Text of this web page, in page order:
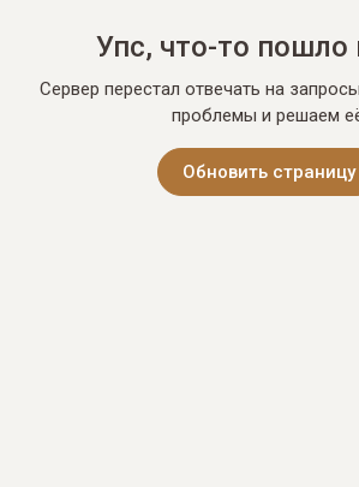
Упс, что-то пошло
Сервер перестал отвечать на
проблемы и решаем
Обновить страницу